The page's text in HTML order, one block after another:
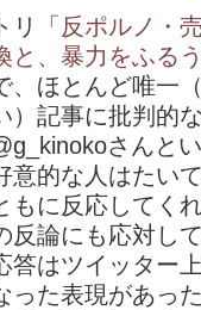
リ「 反ポルノ・
と、暴力をふる
、ほとんど唯一
）記事に批判的
さんと
意的な人はたい
もに反応してく
反論にも応対し
答はツイッター
った表現があっ